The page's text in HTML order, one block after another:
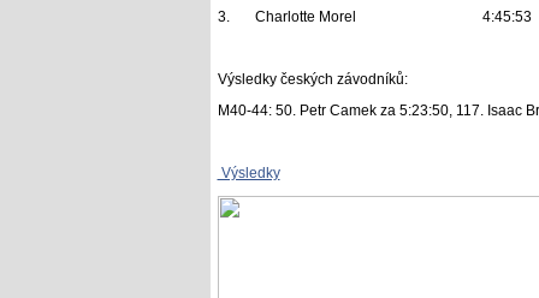
3.
Charlotte Morel 4:45:53
Výsledky českých závodníků:
M40-44: 50. Petr Camek za 5:23:50, 117. Isaac
Výsledky